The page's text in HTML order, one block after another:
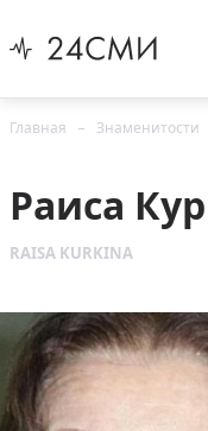
Главная Знаменитости
Раиса
RAISA KURKINA